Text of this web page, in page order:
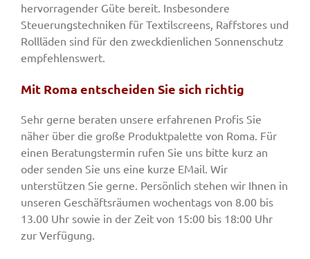
hervorragender Güte bereit. Insbesondere
Steuerungstechniken für Textilscreens, Raffstores und
Rollläden sind für den zweckdienlichen Sonnenschutz
empfehlenswert.
Mit Roma entscheiden Sie sich richtig
Sehr gerne beraten unsere erfahrenen Profis Sie
näher über die große Produktpalette von Roma. Für
einen Beratungstermin rufen Sie uns bitte kurz an
oder senden Sie uns eine kurze EMail. Wir
unterstützen Sie gerne. Persönlich stehen wir Ihnen in
unseren Geschäftsräumen wochentags von 8.00 bis
13.00 Uhr sowie in der Zeit von 15:00 bis 18:00 Uhr
zur Verfügung.